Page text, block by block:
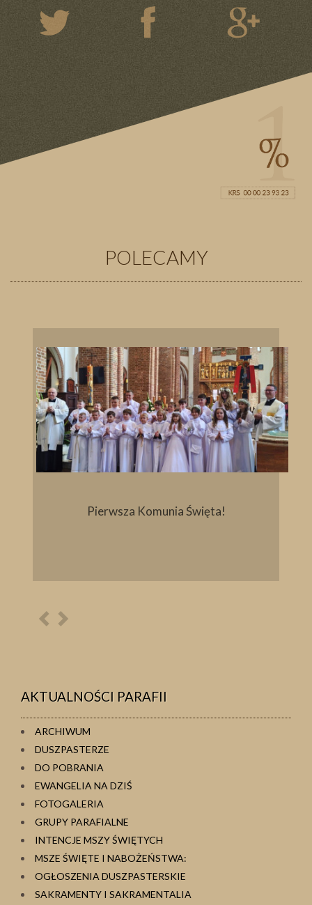
POLECAMY
Poprzednia
Pierwsza Komunia Święta!
AKTUALNOŚCI PARAFII
ARCHIWUM
DUSZPASTERZE
DO POBRANIA
EWANGELIA NA DZIŚ
FOTOGALERIA
GRUPY PARAFIALNE
INTENCJE MSZY ŚWIĘTYCH
MSZE ŚWIĘTE I NABOŻEŃSTWA:
OGŁOSZENIA DUSZPASTERSKIE
SAKRAMENTY I SAKRAMENTALIA